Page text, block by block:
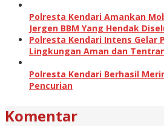
Polresta Kendari Amankan
Jergen BBM Yang Hendak
Polresta Kendari Intens Gelar
Lingkungan Aman dan
Polresta Kendari Berhasil
Pencurian
Komentar